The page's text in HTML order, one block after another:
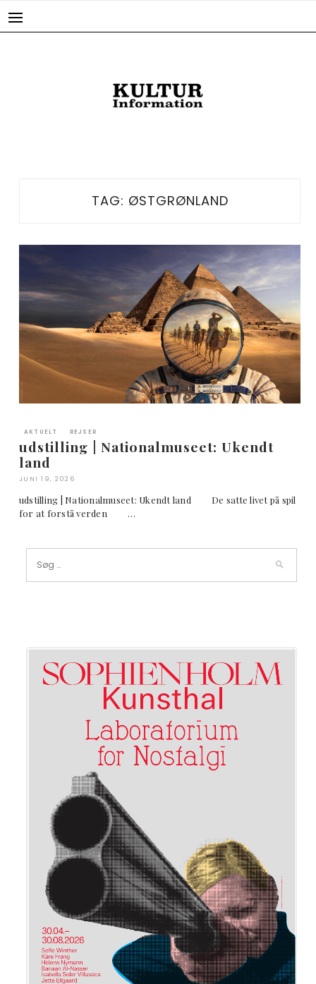
TAG: ØSTGRØNLAND
AKTUELT REJSER
udstilling | Nationalmuseet: Ukendt
land
JUNI 19, 2026
udstilling | Nationalmuseet: Ukendt land De satte livet på spil
for at forstå verden …